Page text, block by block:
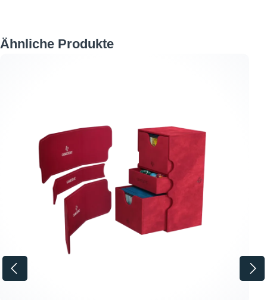
Produktgalerie überspringen
Ähnliche Produkte